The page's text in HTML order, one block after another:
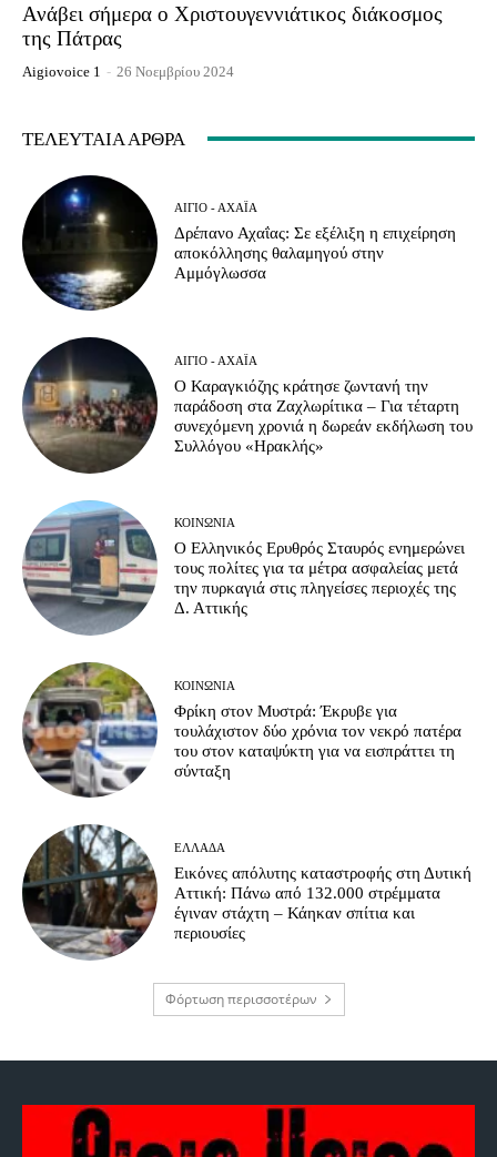
Ανάβει σήμερα ο Χριστουγεννιάτικος διάκοσμος
της Πάτρας
Aigiovoice 1 - 26 Νοεμβρίου 2024
ΤΕΛΕΥΤΑΊΑ ΆΡΘΡΑ
ΑΊΓΙΟ - ΑΧΑΪ́Α
Δρέπανο Αχαΐας: Σε εξέλιξη η επιχείρηση
αποκόλλησης θαλαμηγού στην
Αμμόγλωσσα
ΑΊΓΙΟ - ΑΧΑΪ́Α
Ο Καραγκιόζης κράτησε ζωντανή την
παράδοση στα Ζαχλωρίτικα – Για τέταρτη
συνεχόμενη χρονιά η δωρεάν εκδήλωση του
Συλλόγου «Ηρακλής»
ΚΟΙΝΩΝΊΑ
Ο Ελληνικός Ερυθρός Σταυρός ενημερώνει
τους πολίτες για τα μέτρα ασφαλείας μετά
την πυρκαγιά στις πληγείσες περιοχές της
Δ. Αττικής
ΚΟΙΝΩΝΊΑ
Φρίκη στον Μυστρά: Έκρυβε για
τουλάχιστον δύο χρόνια τον νεκρό πατέρα
του στον καταψύκτη για να εισπράττει τη
σύνταξη
ΕΛΛΆΔΑ
Εικόνες απόλυτης καταστροφής στη Δυτική
Αττική: Πάνω από 132.000 στρέμματα
έγιναν στάχτη – Κάηκαν σπίτια και
περιουσίες
Φόρτωση περισσοτέρων